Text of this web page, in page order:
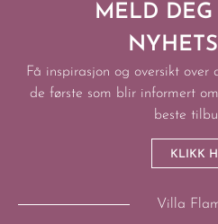
MELD DEG
Få inspirasjon og oversikt over
de første som blir informert
beste
KLIKK
Villa